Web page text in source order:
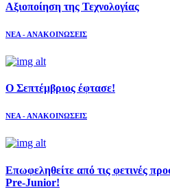
Aξιοποίηση της Τεχνολογίας
ΝΕΑ - ΑΝΑΚΟΙΝΩΣΕΙΣ
Ο Σεπτέμβριος έφτασε!
ΝΕΑ - ΑΝΑΚΟΙΝΩΣΕΙΣ
Επωφεληθείτε από τις φετινές
Pre-Junior!